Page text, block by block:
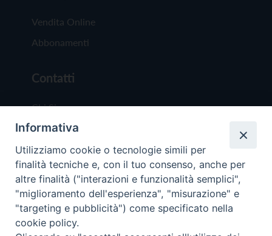
Vendita Online
Abbonamenti
Contatti
Chi Siamo
Redazione
Scrivici
Copyright © 2019 - Tutti i diritti riservati - Vita
Informativa
Utilizziamo cookie o tecnologie simili per
finalità tecniche e, con il tuo consenso, anche per
altre finalità ("interazioni e funzionalità semplici",
"miglioramento dell'esperienza", "misurazione" e
"targeting e pubblicità") come specificato nella
cookie policy.